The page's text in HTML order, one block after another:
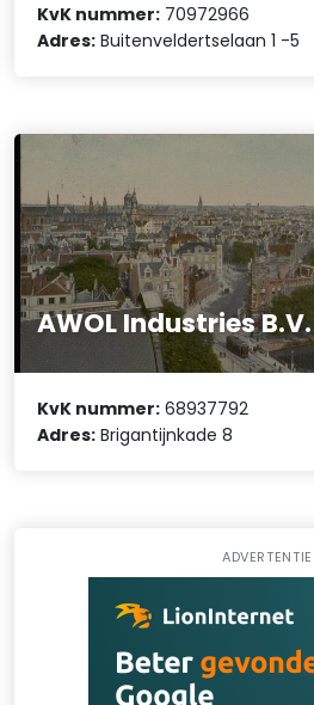
KvK nummer: 70972966
Adres: Buitenveldertselaan 1 -5
AWOL Industries B.V.
KvK nummer: 68937792
Adres: Brigantijnkade 8
ADVERTENTIE